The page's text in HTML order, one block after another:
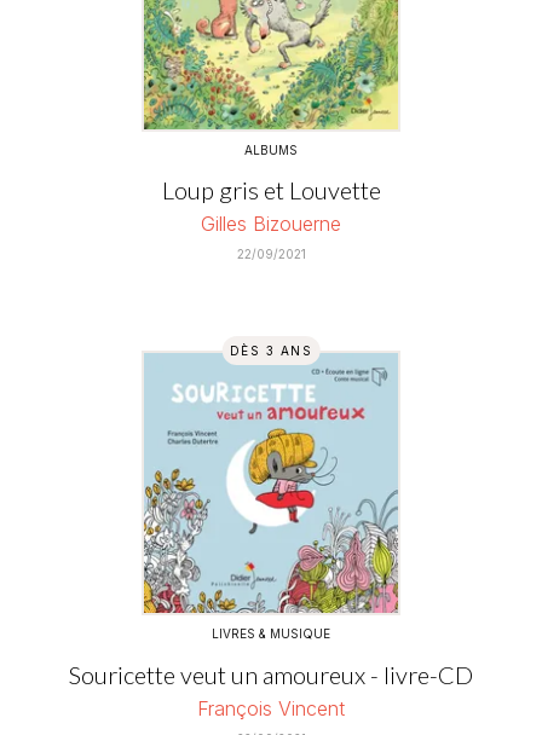
ALBUMS
Loup gris et Louvette
Gilles Bizouerne
22/09/2021
DÈS 3 ANS
LIVRES & MUSIQUE
Souricette veut un amoureux - livre-CD
François Vincent